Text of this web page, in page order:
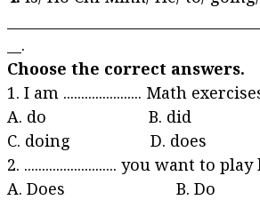
__.
Choose the correct answers.
1. I am ...................... Math
A. do B. did
C. doing D. does
2. .......................... you want to
A. Does B. Do